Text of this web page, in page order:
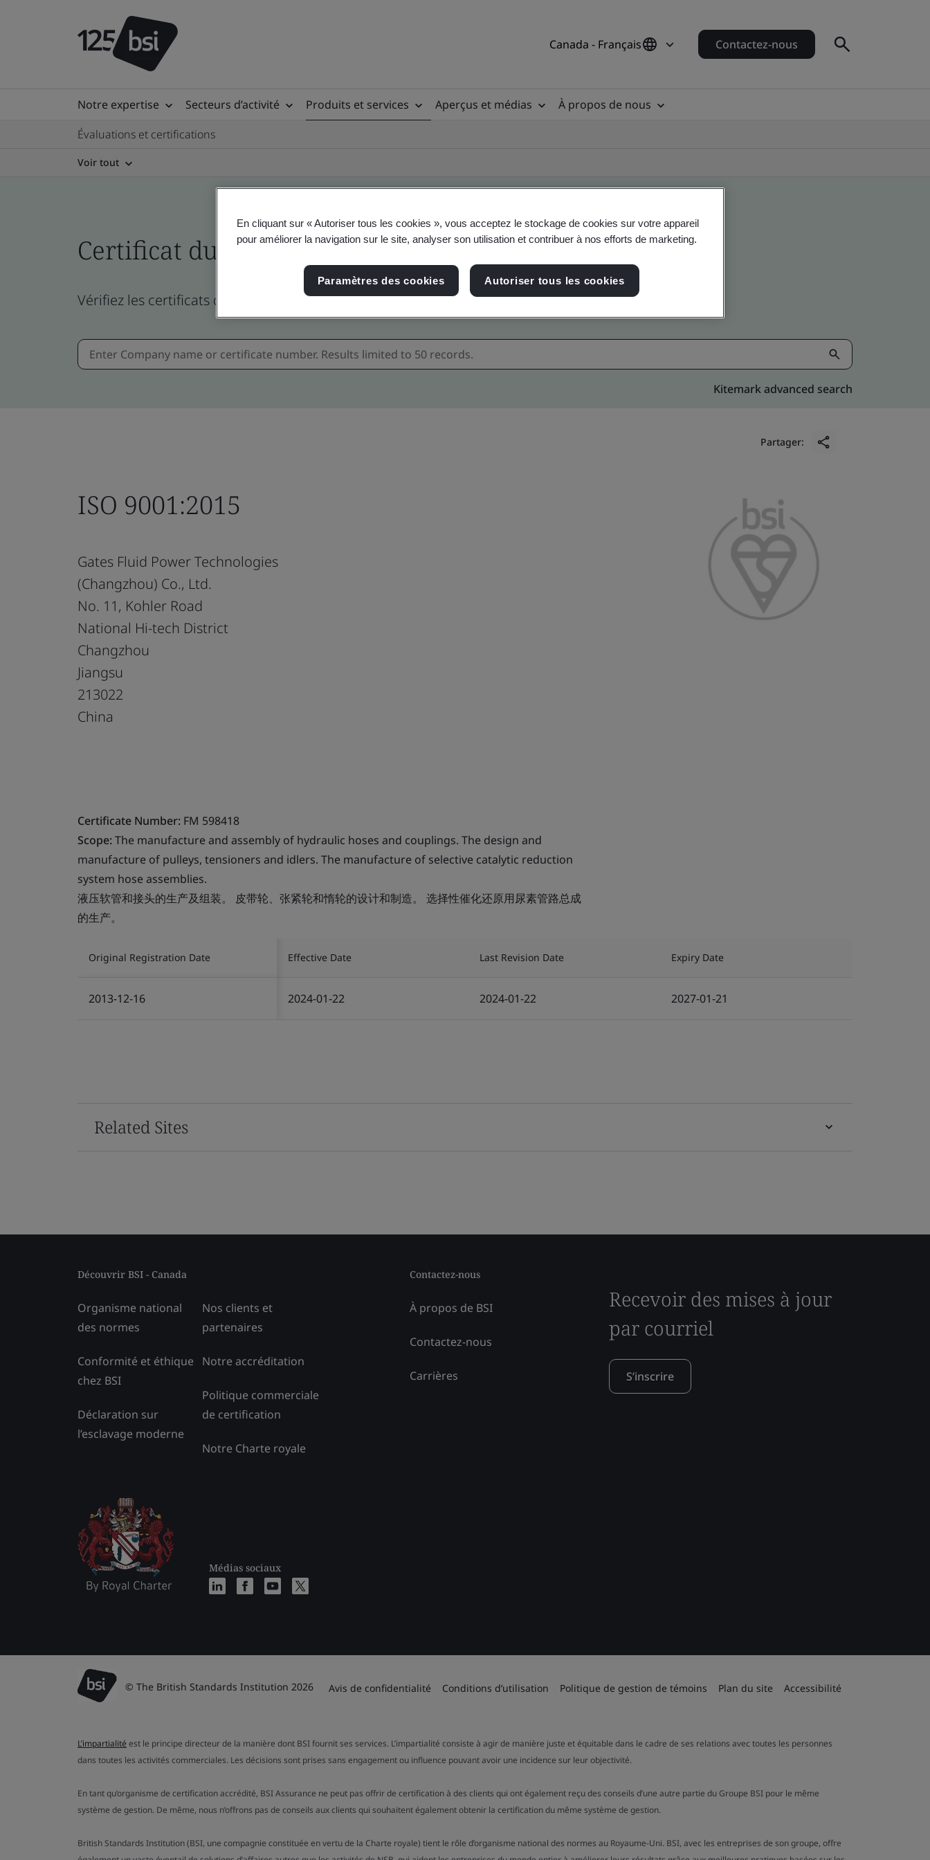
Canada - Français Contactez-nous
Notre expertise Secteurs d’activité Produits et services Aperçus et médias
À propos de nous
Évaluations et certifications
Voir tout
Certificat du répertoire des clients
Vérifiez les certificats de l’entreprise, du site et du produit
Kitemark advanced search
Partager:
ISO 9001:2015
Gates Fluid Power Technologies
(Changzhou) Co., Ltd.
No. 11, Kohler Road
National Hi-tech District
Changzhou
Jiangsu
213022
China
Certificate Number: FM 598418
Scope:The manufacture and assembly of hydraulic hoses and couplings. The design and
manufacture of pulleys, tensioners and idlers. The manufacture of selective catalytic reduction
system hose assemblies.
液压软管和接头的生产及组装。 皮带轮、张紧轮和惰轮的设计和制造。 选择性催化还原用尿素管路总成
的生产。
Original Registration Date Effective Date Last Revision Date Expiry Date
2013-12-16 2024-01-22 2024-01-22 2027-01-21
Related Sites
Découvrir BSI - Canada
Organisme national
des normes
Conformité et éthique
chez BSI
Déclaration sur
l’esclavage moderne
Nos clients et
partenaires
Notre accréditation
Politique commerciale
de certification
Notre Charte royale
Médias sociaux
Contactez-nous
À propos de BSI
Contactez-nous
Carrières
Recevoir des mises à jour
par courriel
S’inscrire
© The British Standards Institution 2026 Avis de confidentialité Conditions d’utilisation Politique de gestion de témoins Plan du site Accessibilité
L’impartialité est le principe directeur de la manière dont BSI fournit ses services. L’impartialité consiste à agir de manière juste et équitable dans le cadre de ses relations avec toutes les personnes
dans toutes les activités commerciales. Les décisions sont prises sans engagement ou influence pouvant avoir une incidence sur leur objectivité.
En tant qu’organisme de certification accrédité, BSI Assurance ne peut pas offrir de certification à des clients qui ont également reçu des conseils d’une autre partie du Groupe BSI pour le même
système de gestion. De même, nous n’offrons pas de conseils aux clients qui souhaitent également obtenir la certification du même système de gestion.
British Standards Institution (BSI, une compagnie constituée en vertu de la Charte royale) tient le rôle d’organisme national des normes au Royaume-Uni. BSI, avec les entreprises de son groupe, offre
En cliquant sur « Autoriser tous les cookies », vous acceptez le stockage de cookies sur votre appareil
pour améliorer la navigation sur le site, analyser son utilisation et contribuer à nos efforts de marketing.
Paramètres des cookies Autoriser tous les cookies